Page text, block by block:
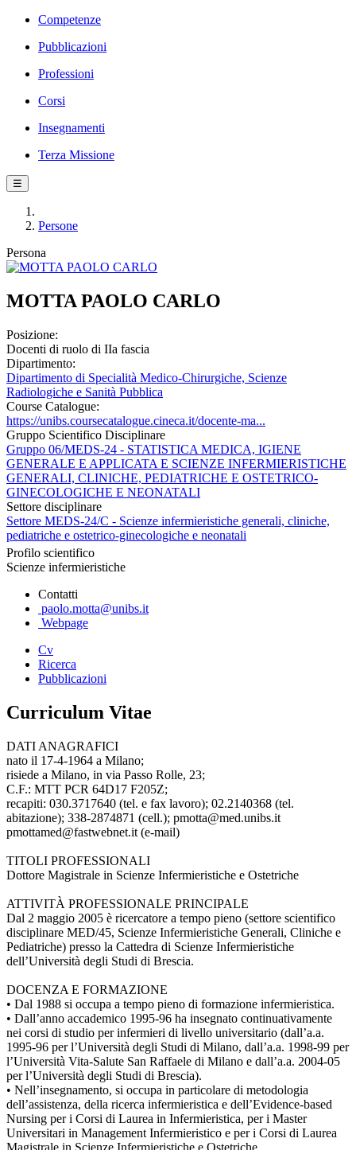
Competenze
Pubblicazioni
Professioni
Corsi
Insegnamenti
Terza Missione
☰
Persone
Persona
MOTTA PAOLO CARLO
Posizione:
Docenti di ruolo di IIa fascia
Dipartimento:
Dipartimento di Specialità Medico-Chirurgiche, Scienze
Radiologiche e Sanità Pubblica
Course Catalogue:
https://unibs.coursecatalogue.cineca.it/docente-ma...
Gruppo Scientifico Disciplinare
Gruppo 06/MEDS-24 - STATISTICA MEDICA, IGIENE
GENERALE E APPLICATA E SCIENZE INFERMIERISTICHE
GENERALI, CLINICHE, PEDIATRICHE E OSTETRICO-
GINECOLOGICHE E NEONATALI
Settore disciplinare
Settore MEDS-24/C - Scienze infermieristiche generali, cliniche,
pediatriche e ostetrico-ginecologiche e neonatali
Profilo scientifico
Scienze infermieristiche
Contatti
paolo.motta@unibs.it
Webpage
Cv
Ricerca
Pubblicazioni
Curriculum Vitae
DATI ANAGRAFICI
nato il 17-4-1964 a Milano;
risiede a Milano, in via Passo Rolle, 23;
C.F.: MTT PCR 64D17 F205Z;
recapiti: 030.3717640 (tel. e fax lavoro); 02.2140368 (tel.
abitazione); 338-2874871 (cell.); pmotta@med.unibs.it
pmottamed@fastwebnet.it (e-mail)
TITOLI PROFESSIONALI
Dottore Magistrale in Scienze Infermieristiche e Ostetriche
ATTIVITÀ PROFESSIONALE PRINCIPALE
Dal 2 maggio 2005 è ricercatore a tempo pieno (settore scientifico
disciplinare MED/45, Scienze Infermieristiche Generali, Cliniche e
Pediatriche) presso la Cattedra di Scienze Infermieristiche
dell’Università degli Studi di Brescia.
DOCENZA E FORMAZIONE
• Dal 1988 si occupa a tempo pieno di formazione infermieristica.
• Dall’anno accademico 1995-96 ha insegnato continuativamente
nei corsi di studio per infermieri di livello universitario (dall’a.a.
1995-96 per l’Università degli Studi di Milano, dall’a.a. 1998-99 per
l’Università Vita-Salute San Raffaele di Milano e dall’a.a. 2004-05
per l’Università degli Studi di Brescia).
• Nell’insegnamento, si occupa in particolare di metodologia
dell’assistenza, della ricerca infermieristica e dell’Evidence-based
Nursing per i Corsi di Laurea in Infermieristica, per i Master
Universitari in Management Infermieristico e per i Corsi di Laurea
Magistrale in Scienze Infermieristiche e Ostetriche.